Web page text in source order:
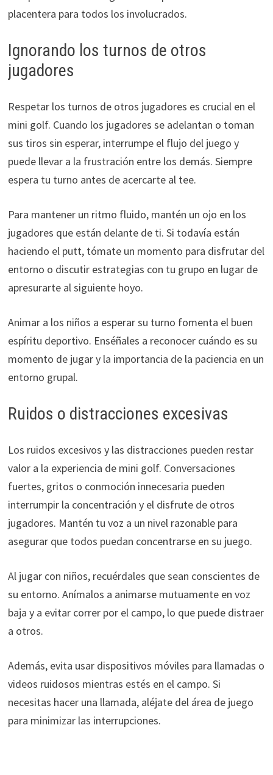
placentera para todos los involucrados.
Ignorando los turnos de otros
jugadores
Respetar los turnos de otros jugadores es crucial en el
mini golf. Cuando los jugadores se adelantan o toman
sus tiros sin esperar, interrumpe el flujo del juego y
puede llevar a la frustración entre los demás. Siempre
espera tu turno antes de acercarte al tee.
Para mantener un ritmo fluido, mantén un ojo en los
jugadores que están delante de ti. Si todavía están
haciendo el putt, tómate un momento para disfrutar del
entorno o discutir estrategias con tu grupo en lugar de
apresurarte al siguiente hoyo.
Animar a los niños a esperar su turno fomenta el buen
espíritu deportivo. Enséñales a reconocer cuándo es su
momento de jugar y la importancia de la paciencia en un
entorno grupal.
Ruidos o distracciones excesivas
Los ruidos excesivos y las distracciones pueden restar
valor a la experiencia de mini golf. Conversaciones
fuertes, gritos o conmoción innecesaria pueden
interrumpir la concentración y el disfrute de otros
jugadores. Mantén tu voz a un nivel razonable para
asegurar que todos puedan concentrarse en su juego.
Al jugar con niños, recuérdales que sean conscientes de
su entorno. Anímalos a animarse mutuamente en voz
baja y a evitar correr por el campo, lo que puede distraer
a otros.
Además, evita usar dispositivos móviles para llamadas o
videos ruidosos mientras estés en el campo. Si
necesitas hacer una llamada, aléjate del área de juego
para minimizar las interrupciones.